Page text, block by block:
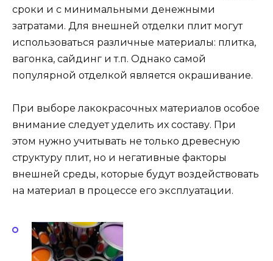
сроки и с минимальными денежными
затратами. Для внешней отделки плит могут
использоваться различные материалы: плитка,
вагонка, сайдинг и т.п. Однако самой
популярной отделкой является окрашивание.
При выборе лакокрасочных материалов особое
внимание следует уделить их составу. При
этом нужно учитывать не только древесную
структуру плит, но и негативные факторы
внешней среды, которые будут воздействовать
на материал в процессе его эксплуатации.